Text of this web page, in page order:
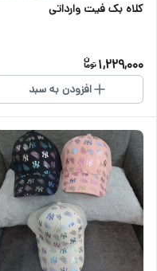
کلاه بک فیت وارداتی
1,229,000
افزودن به سبد